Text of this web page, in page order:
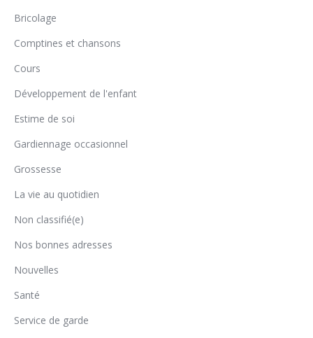
Bricolage
Comptines et chansons
Cours
Développement de l'enfant
Estime de soi
Gardiennage occasionnel
Grossesse
La vie au quotidien
Non classifié(e)
Nos bonnes adresses
Nouvelles
Santé
Service de garde